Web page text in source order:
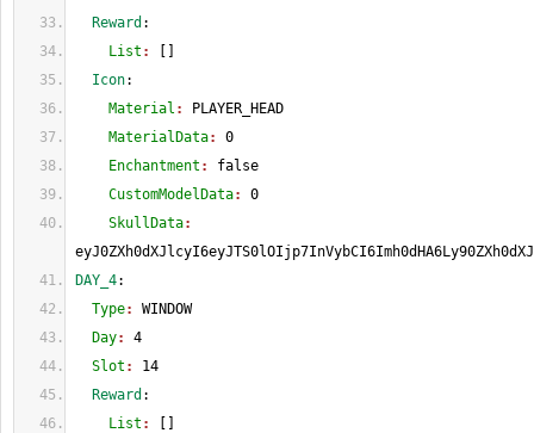
Reward :
List :
Icon:
Material :
PLAYER_HEAD
MaterialData: 0
Enchantment : false
CustomModelData: 0
SkullData
DAY_4:
Type: WINDOW
Day: 4
Slot : 14
Reward :
List :